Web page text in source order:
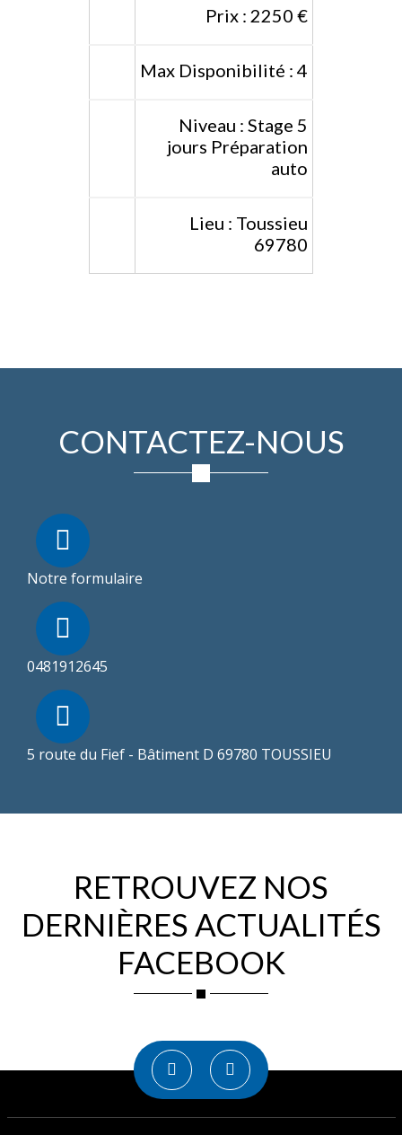
Prix : 2250 €
Max Disponibilité : 4
Niveau : Stage 5
jours Préparation
auto
Lieu : Toussieu
69780
CONTACTEZ-NOUS
Notre formulaire
0481912645
5 route du Fief - Bâtiment D 69780 TOUSSIEU
RETROUVEZ NOS
DERNIÈRES ACTUALITÉS
FACEBOOK